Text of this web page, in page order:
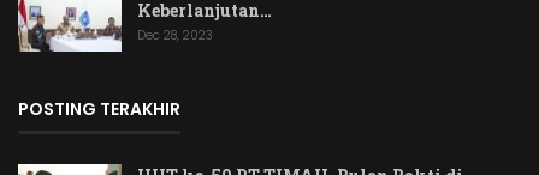
Keberlanjutan…
Dec 28, 2023
POSTING TERAKHIR